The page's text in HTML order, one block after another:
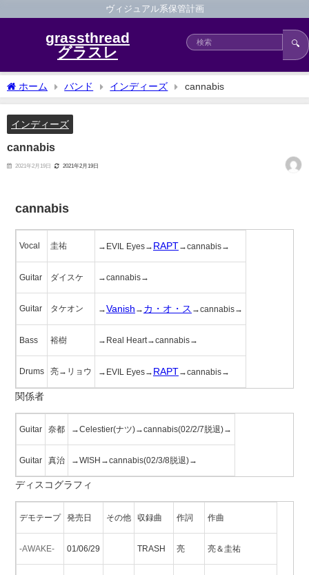
ヴィジュアル系保管計画
grassthread
グラスレ
🔍
ホーム バンド インディーズ cannabis
インディーズ
cannabis
2021年2月19日 2021年2月19日
cannabis
Vocal 圭祐 →EVIL Eyes→ RAPT→cannabis→
Guitar ダイスケ →cannabis→
Guitar タケオン →Vanish → カ・オ・ス →cannabis→
Bass 裕樹 →Real Heart→cannabis→
Drums 亮→リョウ →EVIL Eyes→ RAPT→cannabis→
関係者
Guitar 奈都 →Celestier(ナツ)→cannabis(02/2/7脱退)→
Guitar 真治 →WISH→cannabis(02/3/8脱退)→
ディスコグラフィ
デモテープ 発売日 その他 収録曲 作詞 作曲
-AWAKE- 01/06/29 TRASH 亮 亮＆圭祐